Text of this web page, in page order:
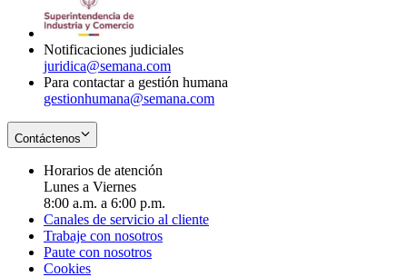
Notificaciones judiciales
juridica@semana.com
Para contactar a gestión humana
gestionhumana@semana.com
Contáctenos
Horarios de atención
Lunes a Viernes
8:00 a.m. a 6:00 p.m.
Canales de servicio al cliente
Trabaje con nosotros
Paute con nosotros
Cookies